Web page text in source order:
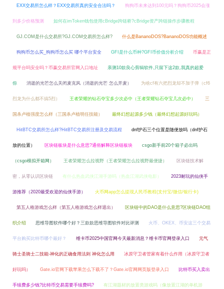
EXX交易所怎么样？EXX交易所真的安全合法吗？ 狗狗币未来达到100元吗？狗狗币2025会涨
到多少价格预测 如何在imToken钱包使用cBridge跨链桥?cBridge资产跨链操作步骤教程
GJ.COM是什么交易所?GJ.COM交易所怎么样? 什么是BananoDOS?BananoDOS功能概述
狗狗币怎么买_狗狗币怎么买 哪个平台安全 GFI是什么币种?GFI币价值分析介绍 币赢是正
规平台吗安全吗？币赢交易所官网入口地址 亲测10款良心剪辑软件,只留下这2款,我真的超爱
你 消逝的光芒怎么关闭麦克风（消逝的光芒 怎么开麦） 为啥cf有六把烈龙却不加子弹（cf6
烈龙为什么都不搞5烈） 王者荣耀的钻石夺宝多少次必中（王者荣耀钻石夺宝几次必中） 三
国杀卢植强度怎么样（三国杀卢植明任技能） 最终幻想起源多少钱（最终幻想起源好玩吗）
HitBTC交易所怎么样?HitBTC交易所注册及交易流程 dnf护石三个位置是随便放吗（dnf护石
放的位置） 区块链板块是什么意思?通俗解释区块链板块 csgo新手前20个箱子必出吗
（csgo模拟开箱网） 王者荣耀怎么拉视野（王者荣耀怎么拉视野最便捷） 区块链技术解
密，从零认识区块链 有什么热血武侠江湖手游吗（热血江湖武侠电影） 2023耐玩的仙侠手
游推荐（2020最受欢迎的仙侠手游） 火币网app怎么提现人民币教程(支付宝/微信/银行卡)
第五人格游戏怎么样（第五人格游戏怎么样退出） 区块链中的DAO是什么意思?区块链DAO组
织介绍 思维导图软件哪个好？三款款思维导图软件对比评测 火币、OKEX、币安这三个交易
平台购买比特币哪个最好？ 维卡币2025中国官网今天最新消息？维卡币官网登录入口 元气
骑士圣骑士二技能-神化的正确食用法则 神化怎么用 冰原守卫者管家有着什么作用（冰原守卫者
好玩吗） Gate.io官网下载苹果怎么下载不了？Gate.io官网网页版登录入口 比特币买入卖出
手续费多少钱?比特币交易需要手续费吗? 有江湖题材的放置类游戏吗（像放置江湖的单机游